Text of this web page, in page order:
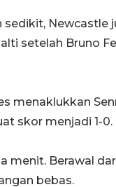
setelah Bruno
menaklukkan
skor menjadi 1-0.
menit. Berawal
bebas.